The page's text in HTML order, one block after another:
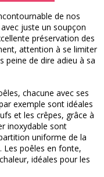
de nos
juste un soupçon
préservation des
attention à se limiter
peine de dire adieu à sa
chacune avec ses
exemple sont idéales
et les crêpes, grâce à
inoxydable sont
uniforme de la
Les poêles en fonte,
idéales pour les